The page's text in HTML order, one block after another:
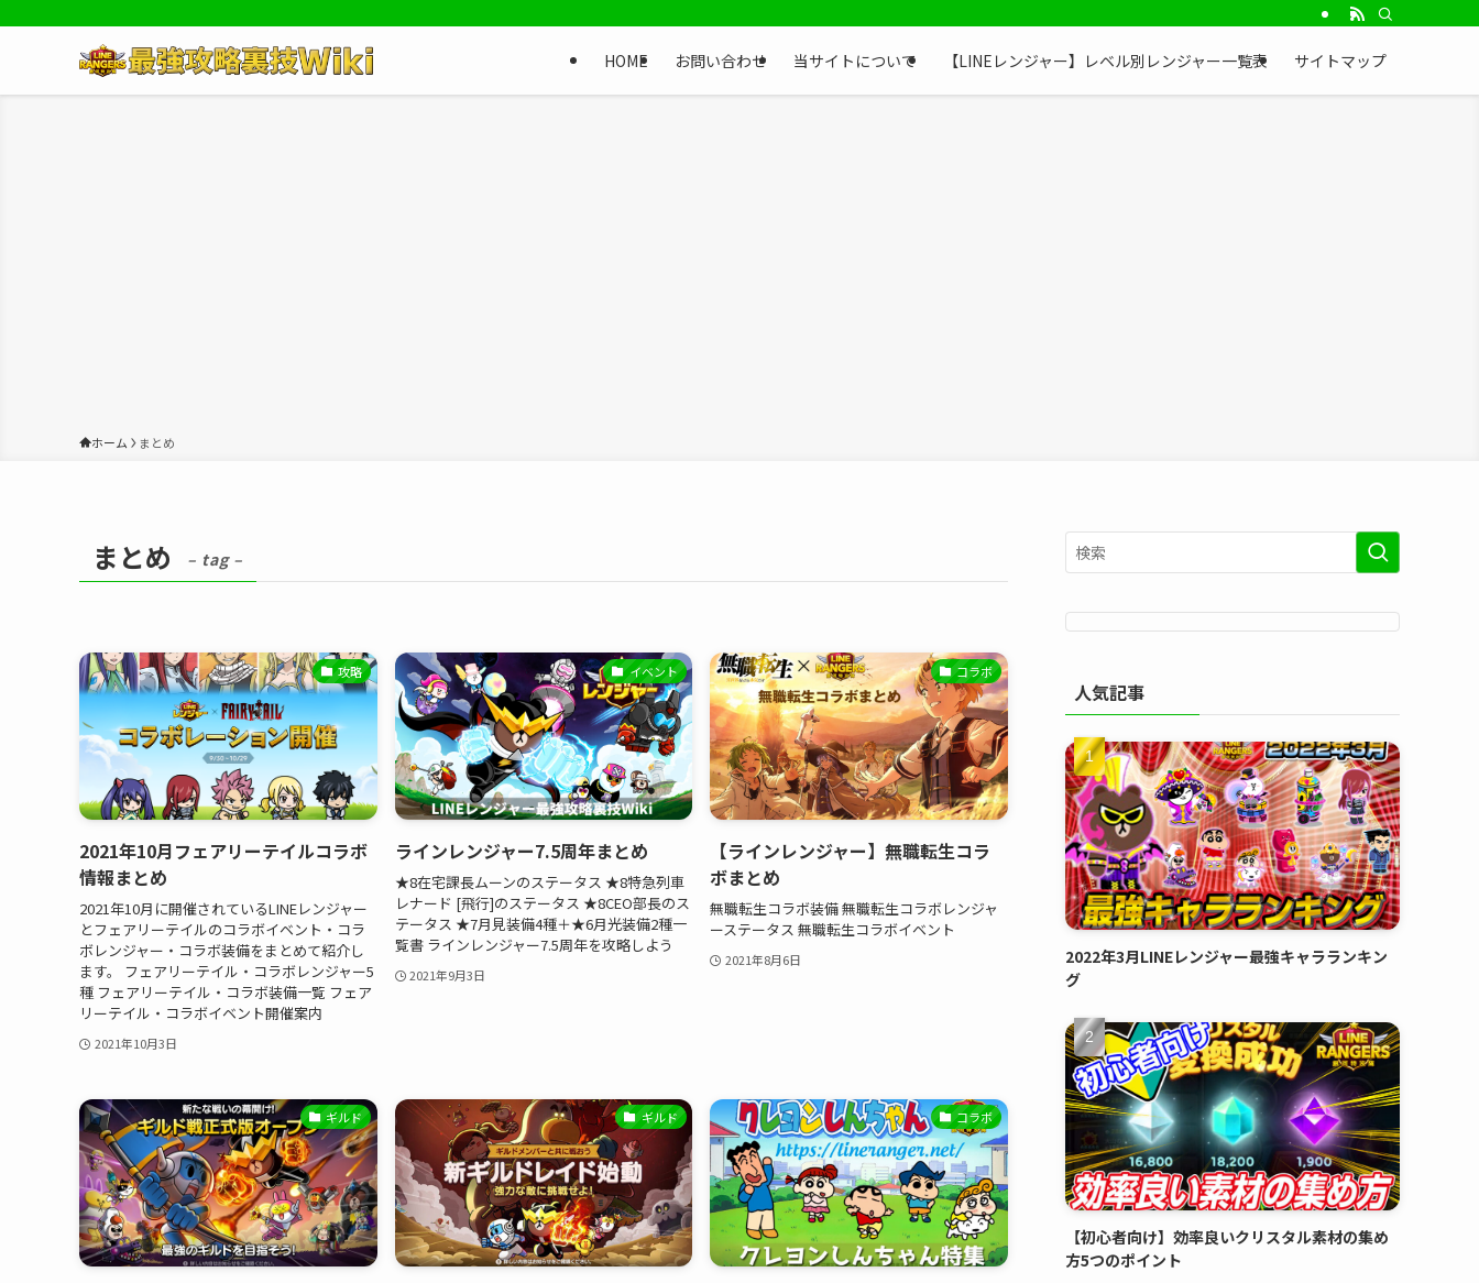
HOME お問い合わせ 当サイトについて 【LINEレンジャー】レベル別レンジャー一覧表 サイトマップ
ホーム まとめ
まとめ – tag –
攻略
2021年10月フェアリーテイルコラボ
情報まとめ
2021年10月に開催されているLINEレンジャー
とフェアリーテイルのコラボイベント・コラ
ボレンジャー・コラボ装備をまとめて紹介し
ます。 フェアリーテイル・コラボレンジャー5
種 フェアリーテイル・コラボ装備一覧 フェア
リーテイル・コラボイベント開催案内
2021年10月3日
イベント
ラインレンジャー7.5周年まとめ
★8在宅課長ムーンのステータス ★8特急列車
レナード [飛行]のステータス ★8CEO部長のス
テータス ★7月見装備4種＋★6月光装備2種一
覧書 ラインレンジャー7.5周年を攻略しよう
2021年9月3日
コラボ
【ラインレンジャー】無職転生コラ
ボまとめ
無職転生コラボ装備 無職転生コラボレンジャ
ーステータス 無職転生コラボイベント
2021年8月6日
ギルド ギルド コラボ
人気記事
2022年3月LINEレンジャー最強キャラランキン
グ
【初心者向け】効率良いクリスタル素材の集め
方5つのポイント